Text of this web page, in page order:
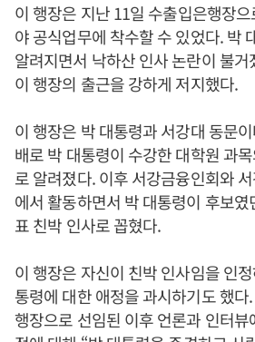
이 행장은 지난 11일 수출입은행장
야 공식업무에 착수할 수 있었다. 박
알려지면서 낙하산 인사 논란이 불
이 행장의 출근을 강하게 저지했다.
이 행장은 박 대통령과 서강대 동문
배로 박 대통령이 수강한 대학원 과
로 알려졌다. 이후 서강금융인회와
에서 활동하면서 박 대통령이 후보
표 친박 인사로 꼽혔다.
이 행장은 자신이 친박 인사임을 인
통령에 대한 애정을 과시하기도 했
행장으로 선임된 이후 언론과 인터